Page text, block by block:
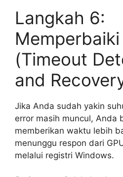
Langkah 6:
Memperbaiki
(Timeout
and
Jika Anda sudah yakin
error masih muncul, Anda
memberikan waktu lebih
menunggu respon dari
melalui registri Windows.